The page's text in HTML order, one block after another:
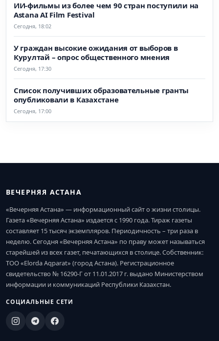
ИИ-фильмы из более чем 90 стран поступили на
Astana AI Film Festival
Сегодня, 18:02
У граждан высокие ожидания от выборов в
Курултай – опрос общественного мнения
Сегодня, 17:30
Список получивших образовательные гранты
опубликовали в Казахстане
Сегодня, 17:00
ВЕЧЕРНЯЯ АСТАНА
«Вечерняя Астана» — информационный сайт о жизни столицы.
Газета «Вечерняя Астана» издается с 1990 года. Тираж газеты
составляет 15 тысяч экземпляров. Периодичность – три раза в
неделю. Сегодня «Вечерняя Астана» по праву может называться
старейшей из всех газет, печатающихся в столице. Собственник:
ТОО «Elorda Aqparat» (город Астана). Регистрационное
свидетельство № 16290-Г от 11.01.2017 г. выдано Министерством
информации и коммуникаций Республики Казахстан.
СОЦИАЛЬНЫЕ СЕТИ